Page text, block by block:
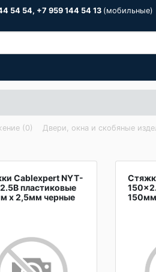
54 54, +7 959 144 54 13 (мобильные)
(0) Двери, окна и скобяные
Cablexpert NYT-
пластиковые
х 2,5мм черные